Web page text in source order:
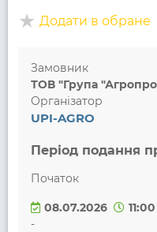
Додати в обране
Замовник
ТОВ "Група
Організатор
UPI-AGRO
Період подання
Початок
08.07.2026
11:00
-